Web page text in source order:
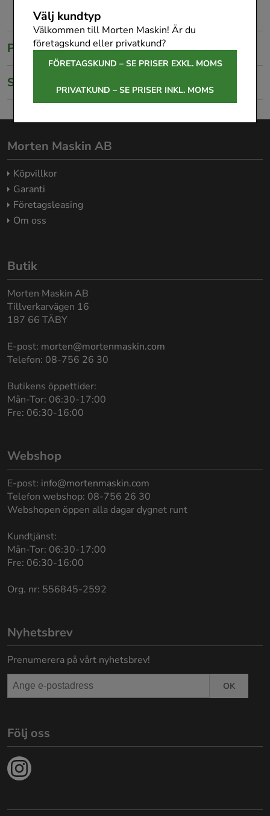
Välj kundtyp
Välkommen till Morten Maskin! Är du
företagskund eller privatkund?
FÖRETAGSKUND – SE PRISER EXKL. MOMS
PRIVATKUND – SE PRISER INKL. MOMS
Produktbeskrivning
Specifikationer
Morten Maskin AB
Köpvillkor
Garanti
Företagsleasing
Om oss
Butik
Morten Maskin AB
Tillverkarvägen 16
187 66 TÄBY
E-post: morten@mortenmaskin.com
Telefon: 08-756 26 30
Butikens öppettider:
Mån-Tor: 06:30-17:00
Fre: 06:30-16:00
Webshop
E-post: info@mortenmaskin.com
Telefon webshop: 08-756 26 30
Webshopen öppen alla dagar dygnet runt
Kundtjänst:
Mån-Tor: 06:30-17:00
Fre: 06:30-16:00
Org. nr: 556845-2592
Nyhetsbrev
Prenumerera på vårt nyhetsbrev!
OK
Följ oss